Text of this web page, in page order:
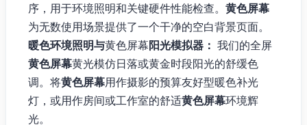
序，用于环境照明和关键硬件性能检查。 黄色屏幕
为无数使用场景提供了一个干净的空白背景页面。
暖色环境照明与黄色屏幕阳光模拟器： 我们的全屏
黄色屏幕黄光模仿日落或黄金时段阳光的舒缓色
调。将黄色屏幕用作摄影的预算友好型暖色补光
灯，或用作房间或工作室的舒适黄色屏幕环境辉
光。